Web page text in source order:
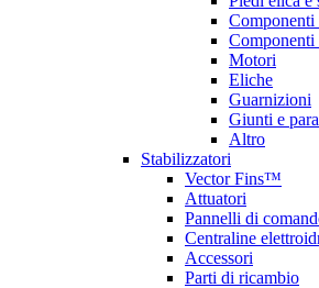
Componenti
Motori
Eliche
Guarnizioni
Giunti e
Altro
Stabilizzatori
Vector Fins™
Attuatori
Pannelli di
Centraline
Accessori
Parti di ricambio